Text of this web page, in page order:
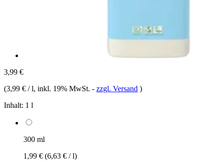
3,99 €
(3,99 € / l, inkl. 19% MwSt. - zzgl. Versand )
Inhalt: 1 l
300 ml
1,99 € (6,63 € / l)